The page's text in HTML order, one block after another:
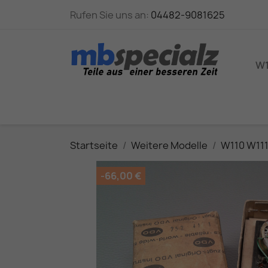
Rufen Sie uns an: 04482-9081625
Startseite Weitere Modelle W110 W111
-66,00 €